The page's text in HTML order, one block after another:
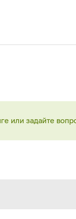
или задайте